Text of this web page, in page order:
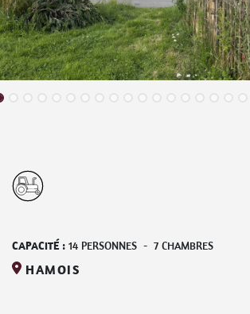
CAPACITÉ : 14 PERSONNES - 7 CHAMBRES
HAMOIS